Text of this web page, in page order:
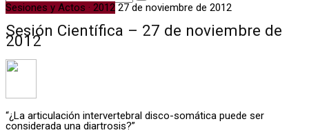
Sesiones y Actos · 2012 27 de noviembre de 2012
Sesión Científica – 27 de noviembre de
2012
“¿La articulación intervertebral disco-somática puede ser
considerada una diartrosis?”